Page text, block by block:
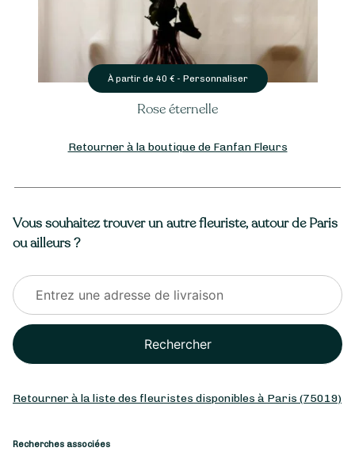
À partir de 40 € - Personnaliser
Rose éternelle
Retourner à la boutique de Fanfan Fleurs
Vous souhaitez trouver un autre fleuriste, autour de Paris
ou ailleurs ?
Rechercher
Retourner à la liste des fleuristes disponibles à Paris (75019)
Recherches associées